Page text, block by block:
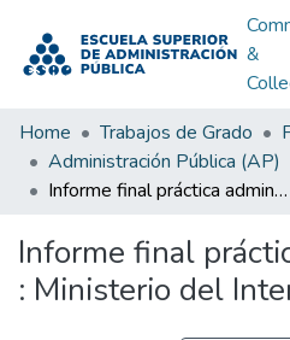
&
Home Trabajos de Grado
Administración Pública (AP)
Informe final práctica administrativa : Ministerio del Interior
Informe final
: Ministerio del